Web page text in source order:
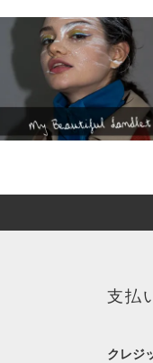
支払
クレジ